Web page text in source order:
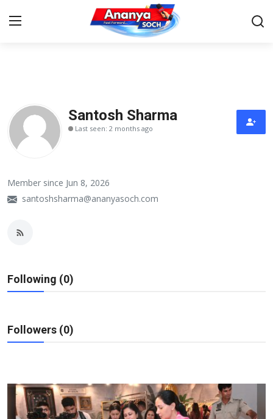
Contact
About Us
बिज़नेस
राजनीति
Hindi
Santosh Sharma
Last seen: 2 months ago
Member since Jun 8, 2026
santoshsharma@ananyasoch.com
Following (0)
Followers (0)